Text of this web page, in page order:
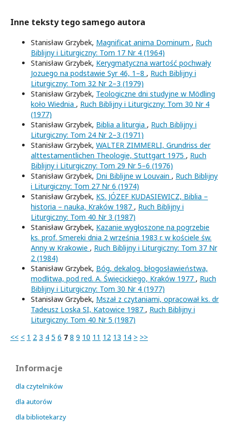
Inne teksty tego samego autora
Stanisław Grzybek, Magnificat anima Dominum , Ruch
Biblijny i Liturgiczny: Tom 17 Nr 4 (1964)
Stanisław Grzybek, Kerygmatyczna wartość pochwały
Jozuego na podstawie Syr 46, 1–8 , Ruch Biblijny i
Liturgiczny: Tom 32 Nr 2–3 (1979)
Stanisław Grzybek, Teologiczne dni studyjne w Mödling
koło Wiednia , Ruch Biblijny i Liturgiczny: Tom 30 Nr 4
(1977)
Stanisław Grzybek, Biblia a liturgia , Ruch Biblijny i
Liturgiczny: Tom 24 Nr 2–3 (1971)
Stanisław Grzybek, WALTER ZIMMERLI, Grundriss der
alttestamentlichen Theologie, Stuttgart 1975 , Ruch
Biblijny i Liturgiczny: Tom 29 Nr 5–6 (1976)
Stanisław Grzybek, Dni Biblijne w Louvain , Ruch Biblijny
i Liturgiczny: Tom 27 Nr 6 (1974)
Stanisław Grzybek, KS. JÓZEF KUDASIEWICZ, Biblia –
historia – nauka, Kraków 1987 , Ruch Biblijny i
Liturgiczny: Tom 40 Nr 3 (1987)
Stanisław Grzybek, Kazanie wygłoszone na pogrzebie
ks. prof. Smereki dnia 2 września 1983 r. w kościele św.
Anny w Krakowie , Ruch Biblijny i Liturgiczny: Tom 37 Nr
2 (1984)
Stanisław Grzybek, Bóg, dekalog, błogosławieństwa,
modlitwa, pod red. A. Święcickiego, Kraków 1977 , Ruch
Biblijny i Liturgiczny: Tom 30 Nr 4 (1977)
Stanisław Grzybek, Mszał z czytaniami, opracował ks. dr
Tadeusz Loska SI, Katowice 1987 , Ruch Biblijny i
Liturgiczny: Tom 40 Nr 5 (1987)
<< < 1 2 3 4 5 6 7 8 9 10 11 12 13 14 > >>
Informacje
dla czytelników
dla autorów
dla bibliotekarzy